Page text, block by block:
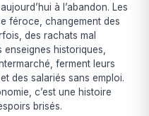
à l’abandon. Les
féroce, changement des
des rachats mal
historiques,
ferment leurs
des salariés sans emploi.
c’est une histoire
brisés.